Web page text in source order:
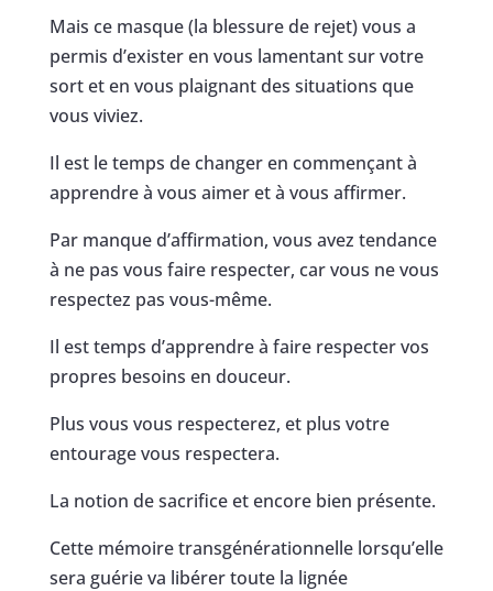
Mais ce masque (la blessure de rejet) vous a
permis d’exister en vous lamentant sur votre
sort et en vous plaignant des situations que
vous viviez.
Il est le temps de changer en commençant à
apprendre à vous aimer et à vous affirmer.
Par manque d’affirmation, vous avez tendance
à ne pas vous faire respecter, car vous ne vous
respectez pas vous-même.
Il est temps d’apprendre à faire respecter vos
propres besoins en douceur.
Plus vous vous respecterez, et plus votre
entourage vous respectera.
La notion de sacrifice et encore bien présente.
Cette mémoire transgénérationnelle lorsqu’elle
sera guérie va libérer toute la lignée